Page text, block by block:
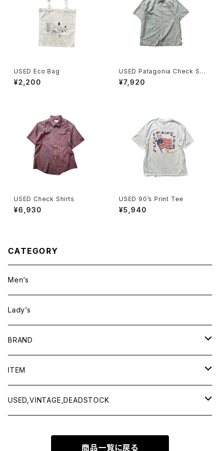
USED Eco Bag
¥2,200
USED Patagonia Check Shi
rts
¥7,920
USED Check Shirts
¥6,930
USED 90’s Print Tee
¥5,940
CATEGORY
Men’s
Lady’s
BRAND
BAICYCLON by bagjack
Baserange
ITEM
Men
USED,VINTAGE,DEADSTOCK
商品一覧に戻る